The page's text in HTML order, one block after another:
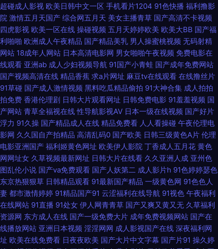
欧美综合在 91日韩永久 久久国产免费观看精品1 亚洲成人国产 亚洲人成网站
高清观看 国产精品欧美激情 日韩高清第一页 91社区导航 久久伊人狼友 亚洲
AV网站 国产97深夜福利 日本高清视频 WWW亚洲色大成网络COM 欧美色日
在线视频色在线 含羞草亚洲欧美日韩 婷婷97色色网 成年片免 欧美另类性愛
影音先锋偷情福利 国产微拍在线 色资源色综合 俺去啦俺来也五月天 欧美日
韩综合中文字幕 91福利社色色 久久綜合很很很 亚洲国产理论片在线播 国产
对白国语对白 日本一区二区在线播放 91香蕉在线看 就操 亚洲色97 国产农村
下载在线观看 日韩一区二区区 99精品电影网 免费人成视频在线 影院韩国电
影推荐 国内自拍视频一区二区 五月婷婷丁香花综合网 丁香五月花影院 日本
综合无码 99影视网 蜜桃视频污下载更多软 一级录像 国产在线观看网址精品
超碰成人影视 欧美日韩中文一区 手机看片1204 91色快播 福利撸影
院 激情五月天国产 综合网五月天 美女主播青草 国产高清不卡视频
四虎影视 欧美一区在线 操碰视频 五月天婷婷欧美 欧美大BB 国产福
利啪啪 欧洲成人午夜精品 国产精品美乳 男人操蜜桃视频 无码射精
网站 18成年人网站 日本高清电影网 男女啪啪午夜视频 免费电影在
线观看 亚洲ab 成人少妇视频导航 91国产小青蛙 国产成年免费网站
国产视频高清在线 精品香蕉 求a片网址 麻豆tv在线观看 在线撸丝片
91草碰 国产成人激情视频 黑料吃瓜精品偷拍 91大神合集 成人拍拍
拍免费 香港伦理剧 日韩大片观看网址 日韩免费电影 91羞羞视频 国
产网站 青草全福视在线 性导航影视AV 日本一级在线视频 国产好片
浮力 91久操 国产精品成人在线 精品免费看 人人看操碰 午夜伦理电
影网 久久国自产拍精品 高清乱码0 国产欧美 日韩三级黄色A片 伦理
电影亚洲国产 福利姬黄色网址 欧美伊人影院 丁香成人五月花 黄色
网网址女 久草视频最新网址 日韩大片在线看 久久亚洲人成 亚州色
图乱伦小说 国产va免费观看 国产人妖第二 成人影片h 91色婷婷瑟色
东京热狠狠草 日韩精品观看 91最新国产精品 一级黄色网 91色色人
妻 都市激情婷婷 91精品国产91 云涩福利在线导航 91视色 午夜福利
在线网站 91直播 91处女 伊人网青青草 国产又爽又黄又无 久草福利
资源网 东方成人在线 国产一级免费大片 成年免费视频网站 国产在
线播放网站 亚洲日本视频 淫淫网网 成人影视国产在线 深夜福利网
址 欧美在线免费看 日夜夜欧美 国产大片中文字幕 国产片91 操久婷